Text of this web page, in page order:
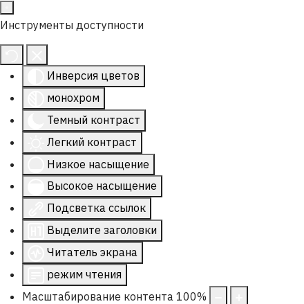
Инструменты доступности
Инверсия цветов
монохром
Темный контраст
Легкий контраст
Низкое насыщение
Высокое насыщение
Подсветка ссылок
Выделите заголовки
Читатель экрана
режим чтения
Масштабирование контента 100%